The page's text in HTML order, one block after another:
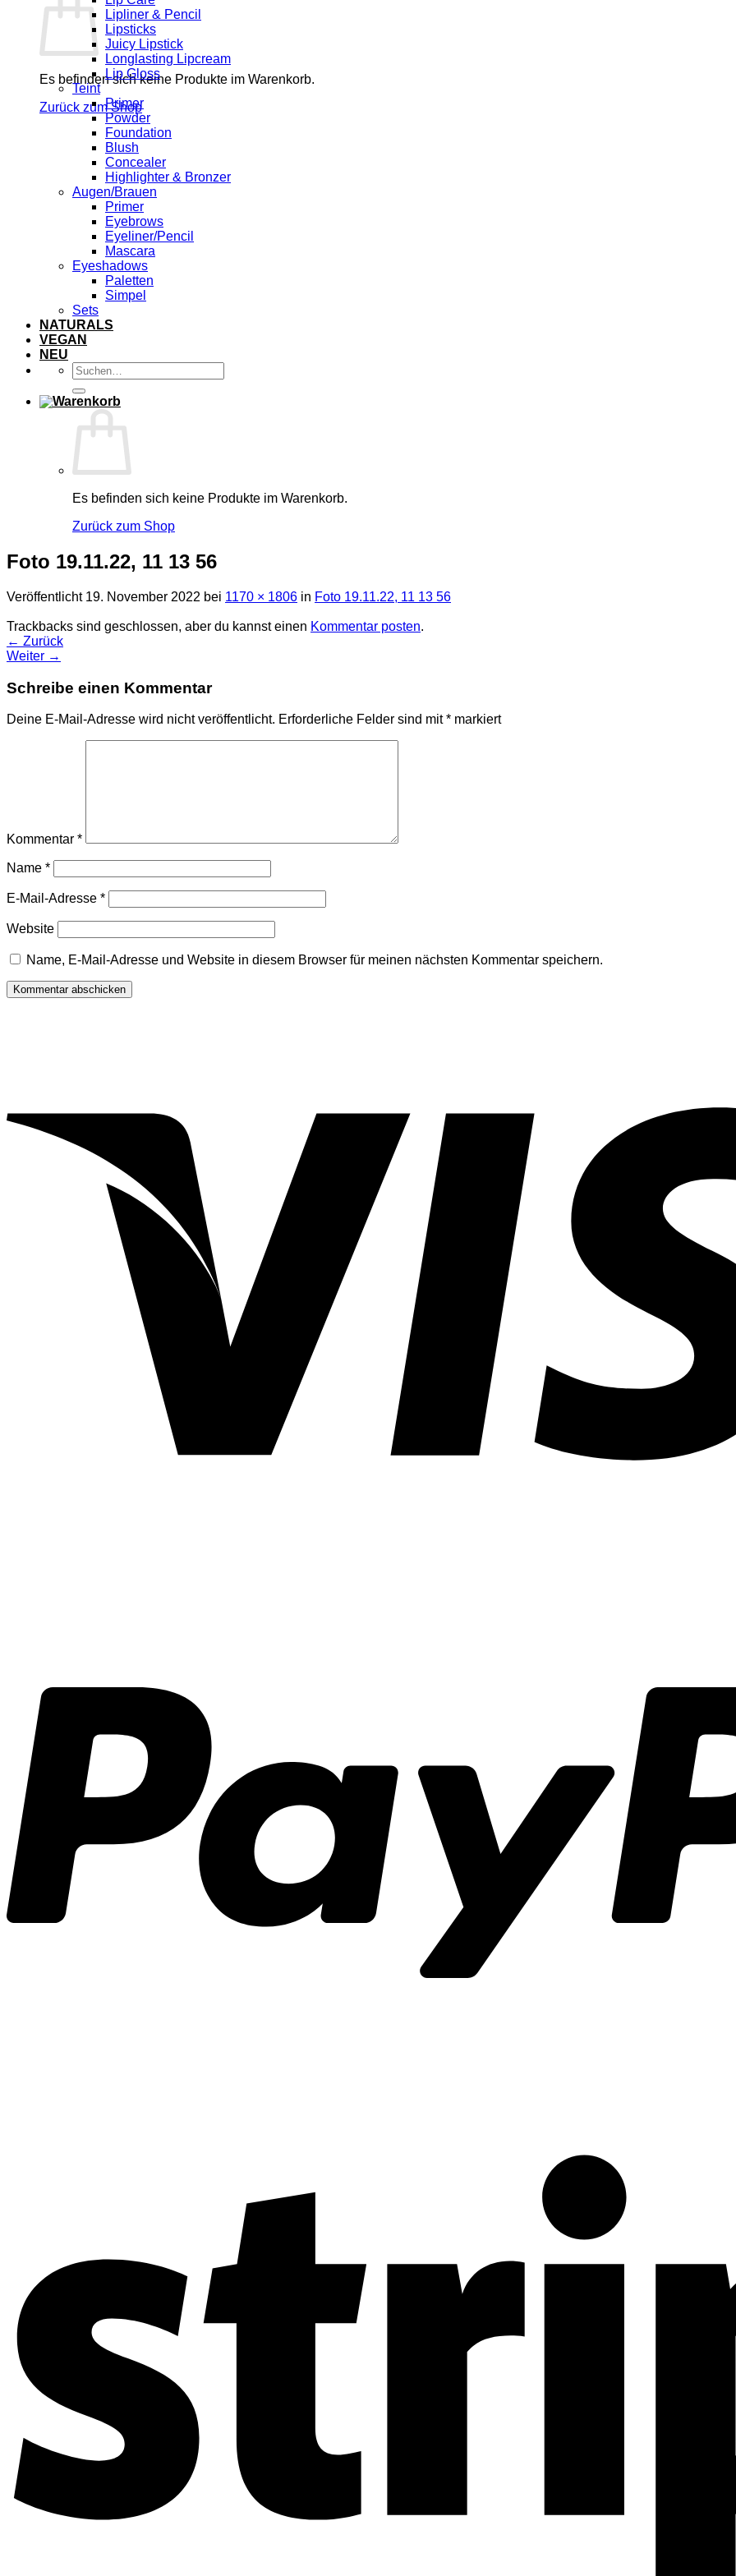
Es befinden sich keine Produkte im Warenkorb.
Zurück zum Shop
Lipliner & Pencil
Lipsticks
Juicy Lipstick
Longlasting Lipcream
Lip Gloss
Teint
Primer
Powder
Foundation
Blush
Concealer
Highlighter & Bronzer
Augen/Brauen
Primer
Eyebrows
Eyeliner/Pencil
Mascara
Eyeshadows
Paletten
Simpel
Sets
NATURALS
VEGAN
NEU
Suchen
nach:
Es befinden sich keine Produkte im Warenkorb.
Zurück zum Shop
Foto 19.11.22, 11 13 56
Veröffentlicht 19. November 2022 bei 1170 × 1806 in Foto 19.11.22, 11 13 56
Trackbacks sind geschlossen, aber du kannst einen Kommentar posten.
← Zurück
Weiter →
Schreibe einen Kommentar
Deine E-Mail-Adresse wird nicht veröffentlicht. Erforderliche Felder sind mit* markiert
Kommentar *
Name *
E-Mail-Adresse *
Website
Name, E-Mail-Adresse und Website in diesem Browser für meinen nächsten Kommentar speichern.